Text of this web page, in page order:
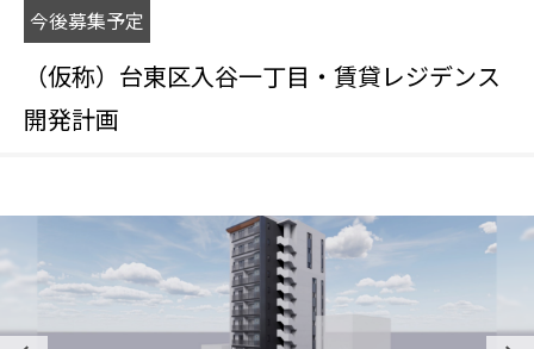
（仮称）台東区入谷一丁目・賃貸レジデンス
開発計画
今後募集予定